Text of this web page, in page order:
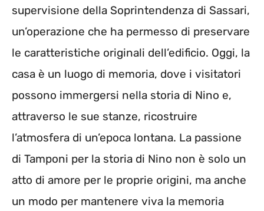
supervisione della Soprintendenza di Sassari,
un’operazione che ha permesso di preservare
le caratteristiche originali dell’edificio. Oggi, la
casa è un luogo di memoria, dove i visitatori
possono immergersi nella storia di Nino e,
attraverso le sue stanze, ricostruire
l’atmosfera di un’epoca lontana. La passione
di Tamponi per la storia di Nino non è solo un
atto di amore per le proprie origini, ma anche
un modo per mantenere viva la memoria